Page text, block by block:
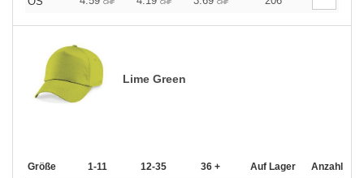
CHF CHF CHF
Lime Green
Größe 1-11 12-35 36 + Auf Lager Anzahl